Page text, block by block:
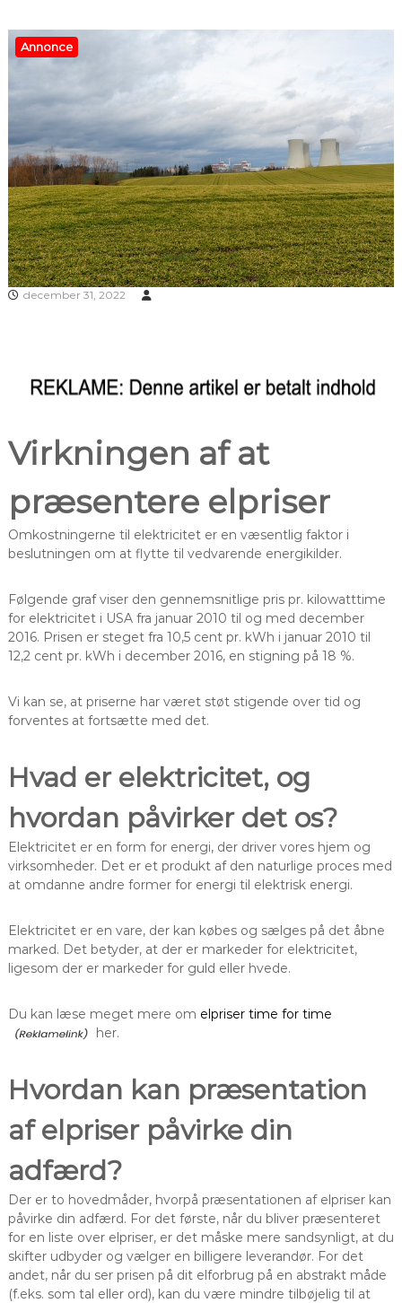
Annonce
december 31, 2022
Virkningen af at
præsentere elpriser
Omkostningerne til elektricitet er en væsentlig faktor i
beslutningen om at flytte til vedvarende energikilder.
Følgende graf viser den gennemsnitlige pris pr. kilowatttime
for elektricitet i USA fra januar 2010 til og med december
2016. Prisen er steget fra 10,5 cent pr. kWh i januar 2010 til
12,2 cent pr. kWh i december 2016, en stigning på 18 %.
Vi kan se, at priserne har været støt stigende over tid og
forventes at fortsætte med det.
Hvad er elektricitet, og
hvordan påvirker det os?
Elektricitet er en form for energi, der driver vores hjem og
virksomheder. Det er et produkt af den naturlige proces med
at omdanne andre former for energi til elektrisk energi.
Elektricitet er en vare, der kan købes og sælges på det åbne
marked. Det betyder, at der er markeder for elektricitet,
ligesom der er markeder for guld eller hvede.
Du kan læse meget mere om elpriser time for time
her.
Hvordan kan præsentation
af elpriser påvirke din
adfærd?
Der er to hovedmåder, hvorpå præsentationen af elpriser kan
påvirke din adfærd. For det første, når du bliver præsenteret
for en liste over elpriser, er det måske mere sandsynligt, at du
skifter udbyder og vælger en billigere leverandør. For det
andet, når du ser prisen på dit elforbrug på en abstrakt måde
(f.eks. som tal eller ord), kan du være mindre tilbøjelig til at